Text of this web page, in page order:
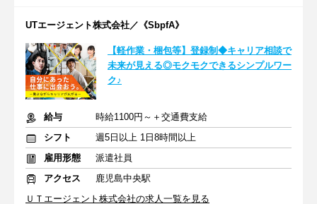
UTエージェント株式会社／《SbpfA》
【軽作業・梱包等】登録制◆キャリア相談で
未来が見える◎モクモクできるシンプルワー
ク♪
給与
時給1100円～＋交通費支給
シフト
週5日以上 1日8時間以上
雇用形態
派遣社員
アクセス
鹿児島中央駅
ＵＴエージェント株式会社の求人一覧を見る